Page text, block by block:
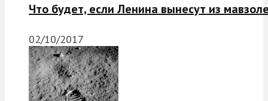
Что будет, если Ленина вынесут из
02/10/2017